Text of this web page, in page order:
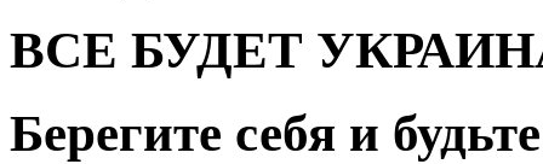
ВСЕ БУДЕТ
Берегите себя и